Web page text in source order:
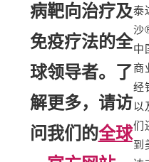
病靶向治疗及
免疫疗法的全
球领导者。了
解更多，请访
问我们的全球
泰
沙
中
商
经
以
们
到